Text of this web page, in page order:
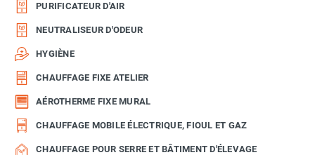
PURIFICATEUR D'AIR
NEUTRALISEUR D'ODEUR
HYGIÈNE
CHAUFFAGE FIXE ATELIER
AÉROTHERME FIXE MURAL
CHAUFFAGE MOBILE ÉLECTRIQUE, FIOUL ET GAZ
CHAUFFAGE POUR SERRE ET BÂTIMENT D'ÉLEVAGE